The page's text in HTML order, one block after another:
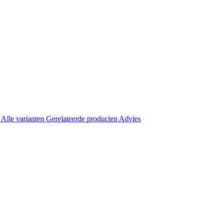
Alle varianten Gerelateerde productenAdvies